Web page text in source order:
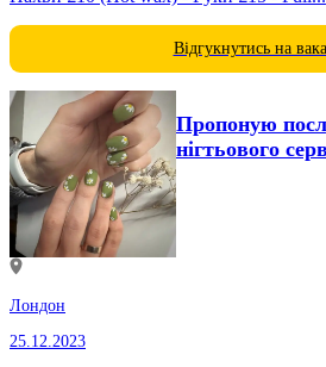
Відгукнутись на
Пропоную
нігтьового
Лондон
25.12.2023